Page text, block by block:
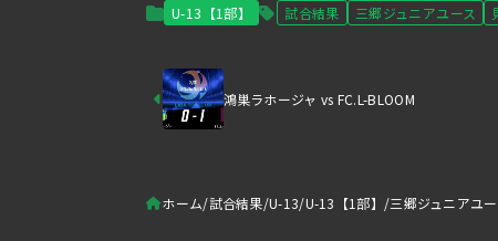
U-13【1部】 試合結果 三郷ジュニアユース
鴻巣ラホージャ vs FC.L-BLOOM
ホーム 試合結果 U-13 U-13【1部】 三郷ジュニアユ